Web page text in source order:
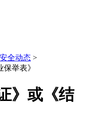
全动态 >
举表》
》或《结